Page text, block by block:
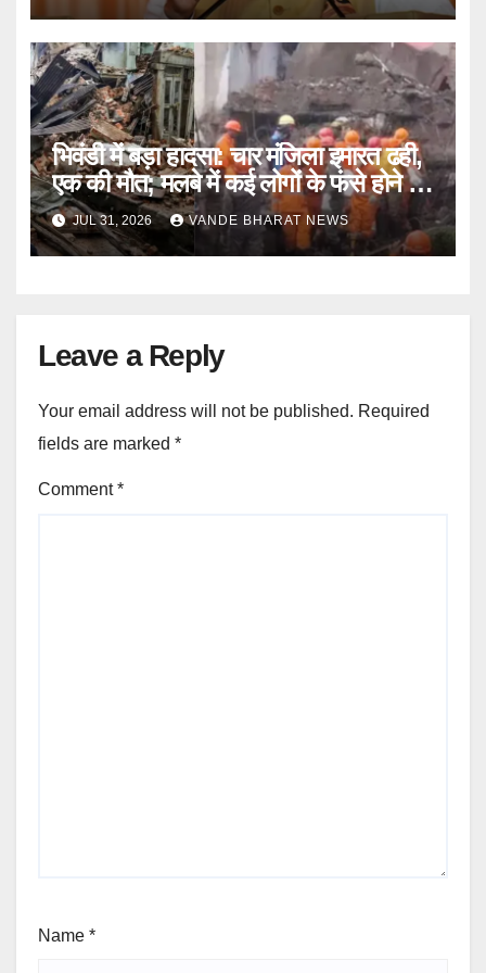
भिवंडी में बड़ा हादसा: चार मंजिला इमारत ढही,
एक की मौत; मलबे में कई लोगों के फंसे होने की
आशंका
JUL 31, 2026 VANDE BHARAT NEWS
Leave a Reply
Your email address will not be published. Required
fields are marked *
Comment*
Name *